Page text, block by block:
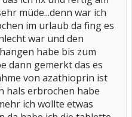
müde...denn war ich
im urlaub da fing es
war und den
habe bis zum
dann gemerkt das es
von azathioprin ist
hals erbrochen habe
ich wollte etwas